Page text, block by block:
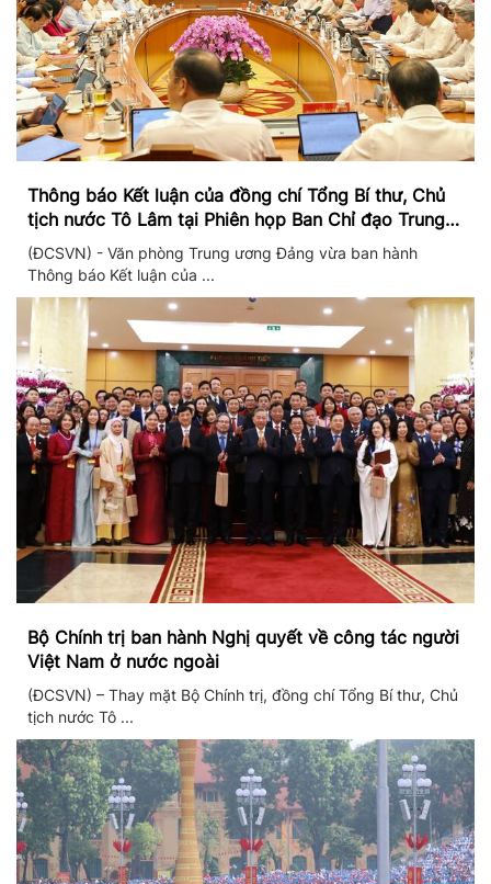
Thông báo Kết luận của đồng chí Tổng Bí thư, Chủ
tịch nước Tô Lâm tại Phiên họp Ban Chỉ đạo Trung
ương thực hiện Nghị quyết 57
(ĐCSVN) - Văn phòng Trung ương Đảng vừa ban hành
Thông báo Kết luận của ...
Bộ Chính trị ban hành Nghị quyết về công tác người
Việt Nam ở nước ngoài
(ĐCSVN) – Thay mặt Bộ Chính trị, đồng chí Tổng Bí thư, Chủ
tịch nước Tô ...